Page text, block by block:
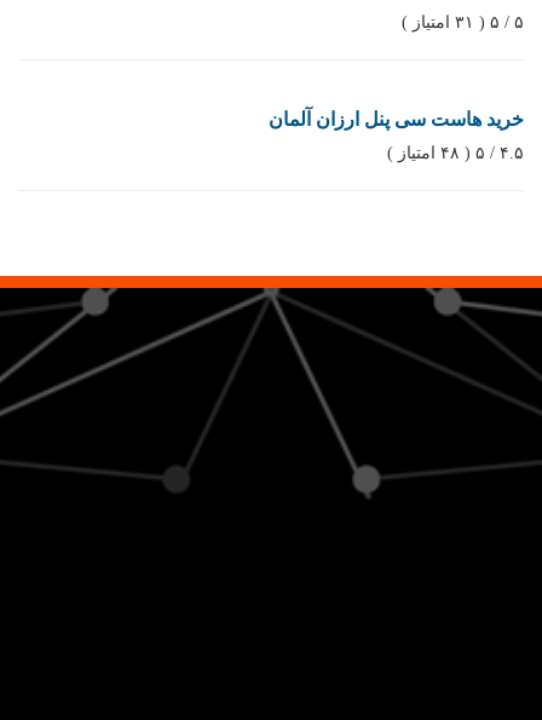
۵ / ۵ ( ۳۱ امتیاز )
خرید هاست سی پنل ارزان آلمان
۴.۵ / ۵ ( ۴۸ امتیاز )